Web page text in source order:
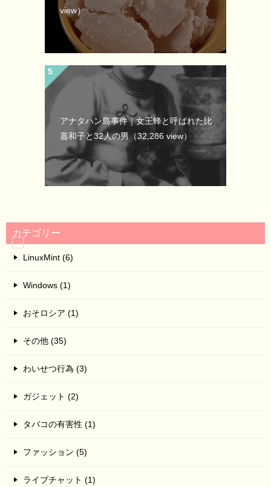
view）
アナタハン島事件｜女王蜂と呼ばれた比
嘉和子と32人の男（32,286 view）
カテゴリー
LinuxMint (6)
Windows (1)
おそロシア (1)
その他 (35)
わいせつ行為 (3)
ガジェット (2)
タバコの有害性 (1)
ファッション (5)
ライブチャット (1)